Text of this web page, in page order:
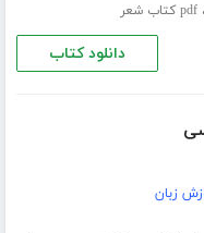
،pdf کتاب شعر
دانلود کتاب
زبان